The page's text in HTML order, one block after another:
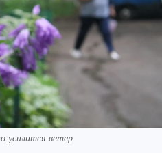
усилится ветер